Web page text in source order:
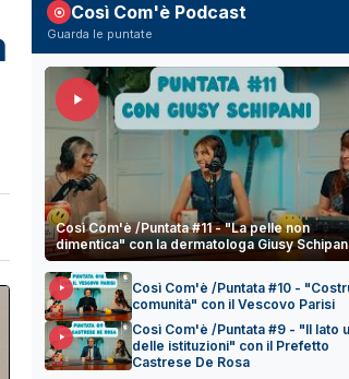
Così Com'è Podcast
Guarda le puntate
Così Com'è /Puntata #11 - "La pelle non
dimentica" con la dermatologa Giusy
Così Com'è /Puntata #10 -
comunità" con il Vescovo Parisi
Così Com'è /Puntata #9 - "Il lato
delle istituzioni" con il Prefetto
Castrese De Rosa